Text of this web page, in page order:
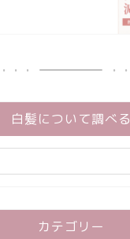
白髪について調べる
カテゴリー